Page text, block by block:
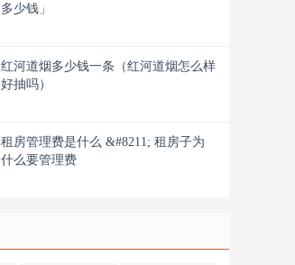
多少钱」
红河道烟多少钱一条（红河道烟怎么样
好抽吗）
租房管理费是什么 &#8211; 租房子为
什么要管理费